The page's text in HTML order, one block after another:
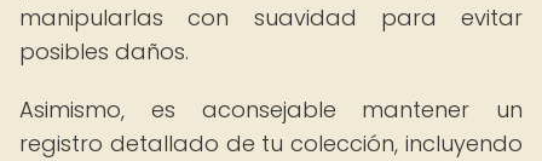
manipularlas con suavidad para evitar
posibles daños.
Asimismo, es aconsejable mantener un
registro detallado de tu colección, incluyendo